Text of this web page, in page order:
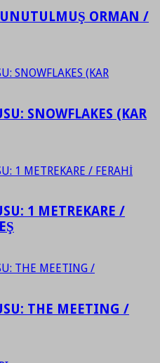
UNUTULMUŞ ORMAN /
SNOWFLAKES (KAR
1 METREKARE /
THE MEETING /